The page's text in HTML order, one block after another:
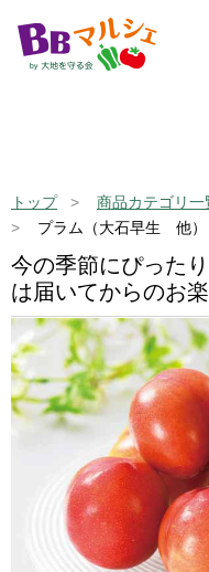
トップ
商品カテゴリ一
プラム（大石早生 他
今の季節にぴった
は届いてからのお